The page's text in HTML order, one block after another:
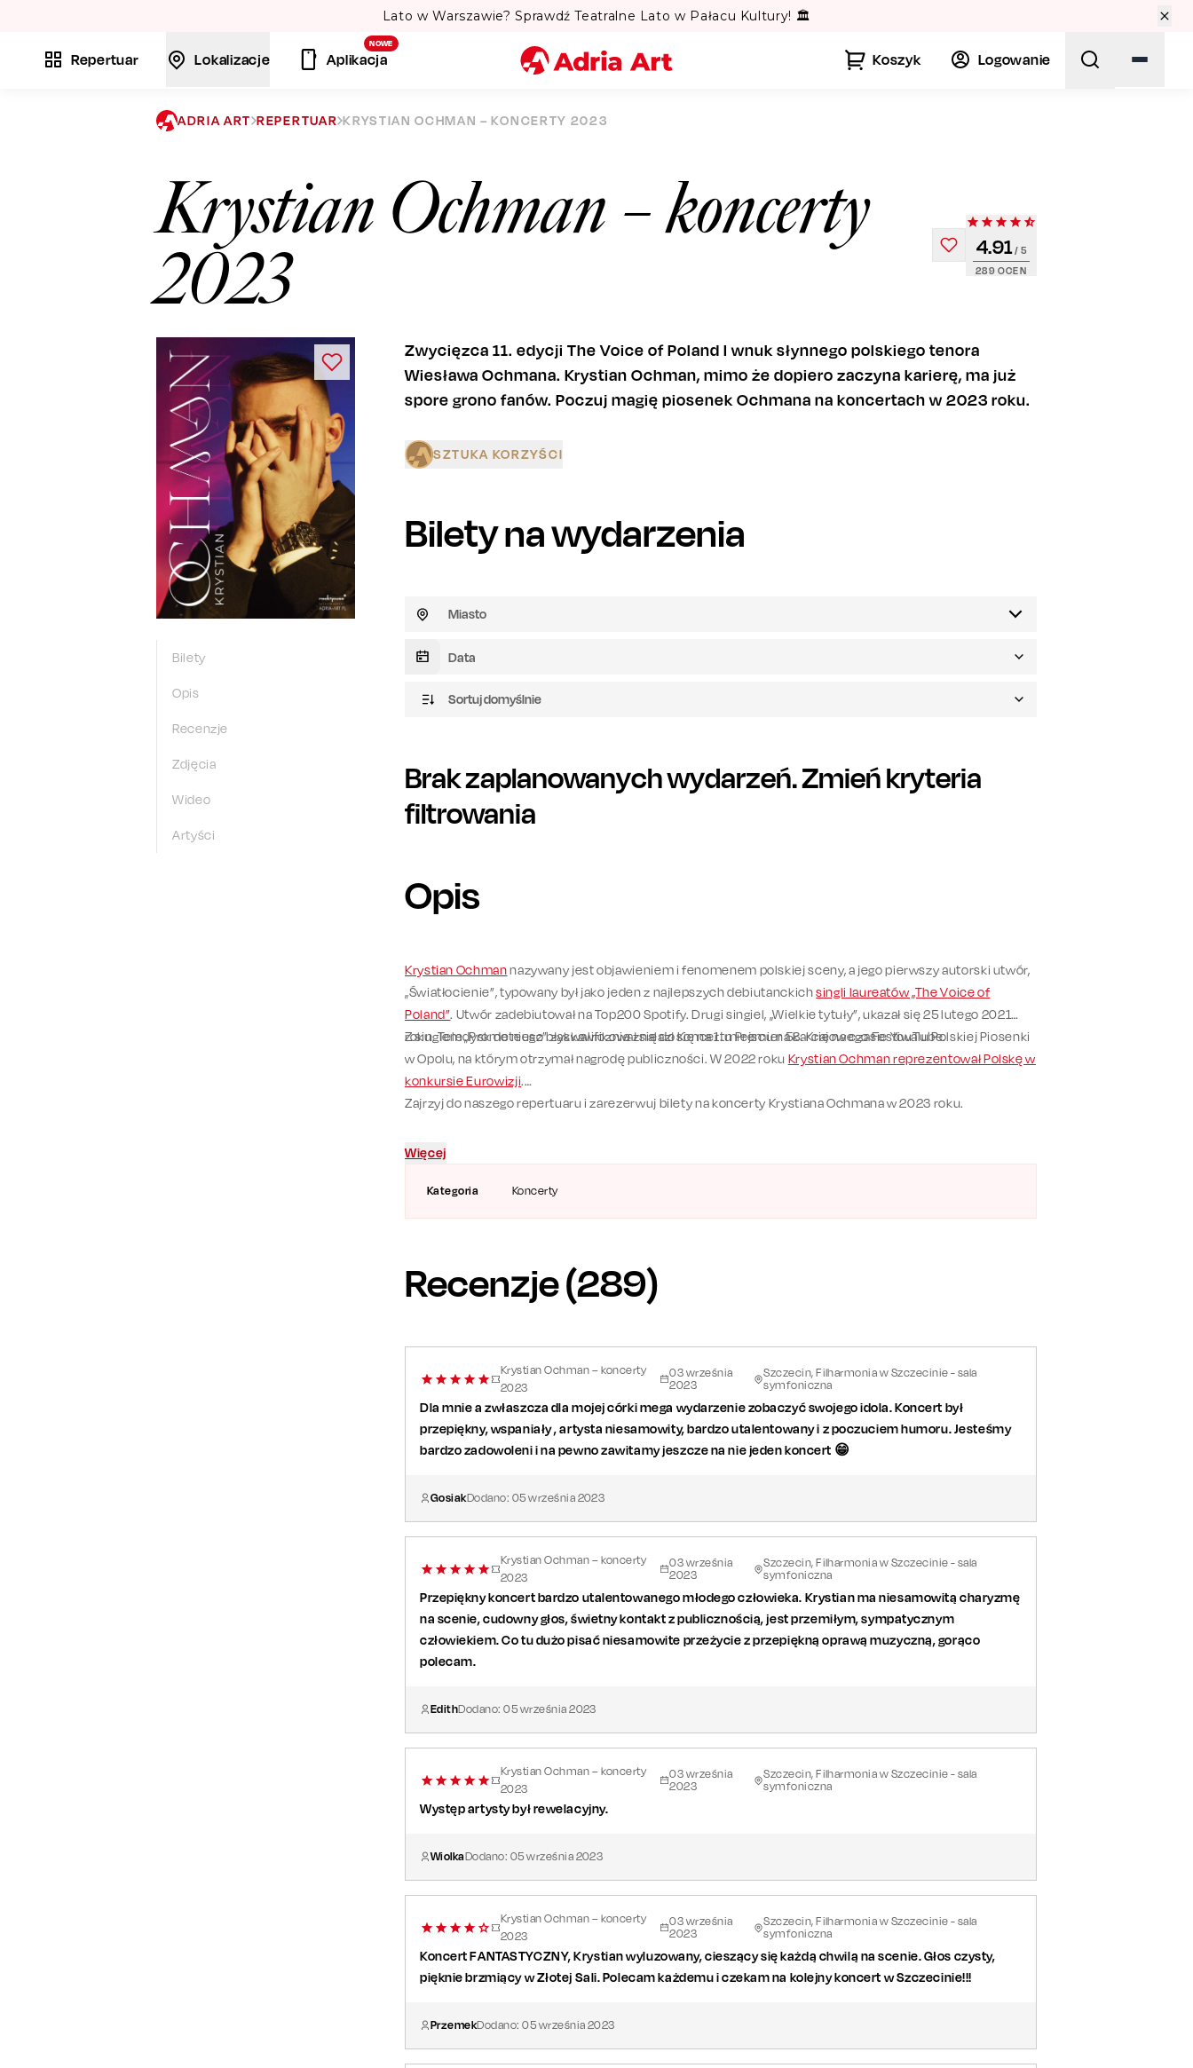
Lato w Warszawie? Sprawdź Teatralne Lato w Pałacu Kultury! 🏛️
Repertuar Lokalizacje
NOWE
Aplikacja Koszyk Logowanie
Szukaj
ADRIA ART REPERTUAR KRYSTIAN OCHMAN – KONCERTY 2023
Krystian Ochman – koncerty
2023
4.91/ 5
289OCEN
Bilety
Opis
Recenzje
Zdjęcia
Wideo
Artyści
Zwycięzca 11. edycji The Voice of Poland I wnuk słynnego polskiego tenora
Wiesława Ochmana. Krystian Ochman, mimo że dopiero zaczyna karierę, ma już
spore grono fanów. Poczuj magię piosenek Ochmana na koncertach w 2023 roku.
SZTUKA KORZYŚCI
Bilety na wydarzenia
Miasto
Sortuj domyślnie
Brak zaplanowanych wydarzeń. Zmień kryteria
filtrowania
Opis
Kategoria Koncerty
Krystian Ochmannazywany jest objawieniem i fenomenem polskiej sceny, a jego pierwszy autorski utwór,
„Światłocienie”, typowany był jako jeden z najlepszych debiutanckichsingli laureatów „The Voice of
Poland”. Utwór zadebiutował na Top200 Spotify. Drugi singiel, „Wielkie tytuły”, ukazał się 25 lutego 2021
roku. Teledysk do niego błyskawicznie znalazł się na 1. miejscu na karcie na czasie YouTube.
Z singlem „Prometeusz” zakwalifikował się do Koncertu Premier 58. Krajowego Festiwalu Polskiej Piosenki
w Opolu, na którym otrzymał nagrodę publiczności. W 2022 roku Krystian Ochman reprezentował Polskę w
konkursie Eurowizji.
Zajrzyj do naszego repertuaru i zarezerwuj bilety na koncerty Krystiana Ochmana w 2023 roku.
Więcej
Recenzje (289)
Krystian Ochman – koncerty
2023
03 września
2023
Szczecin, Filharmonia w Szczecinie - sala
symfoniczna
Dla mnie a zwłaszcza dla mojej córki mega wydarzenie zobaczyć swojego idola. Koncert był
przepiękny, wspaniały , artysta niesamowity, bardzo utalentowany i z poczuciem humoru. Jesteśmy
bardzo zadowoleni i na pewno zawitamy jeszcze na nie jeden koncert 😁
GosiakDodano: 05 września 2023
Krystian Ochman – koncerty
2023
03 września
2023
Szczecin, Filharmonia w Szczecinie - sala
symfoniczna
Przepiękny koncert bardzo utalentowanego młodego człowieka. Krystian ma niesamowitą charyzmę
na scenie, cudowny głos, świetny kontakt z publicznością, jest przemiłym, sympatycznym
człowiekiem. Co tu dużo pisać niesamowite przeżycie z przepiękną oprawą muzyczną, gorąco
polecam.
EdithDodano:05 września 2023
Krystian Ochman – koncerty
2023
03 września
2023
Szczecin, Filharmonia w Szczecinie - sala
symfoniczna
Występ artysty był rewelacyjny.
WiolkaDodano: 05 września 2023
Krystian Ochman – koncerty
2023
03 września
2023
Szczecin, Filharmonia w Szczecinie - sala
symfoniczna
Koncert FANTASTYCZNY, Krystian wyluzowany, cieszący się każdą chwilą na scenie. Głos czysty,
pięknie brzmiący w Złotej Sali. Polecam każdemu i czekam na kolejny koncert w Szczecinie!!!
PrzemekDodano:05 września 2023